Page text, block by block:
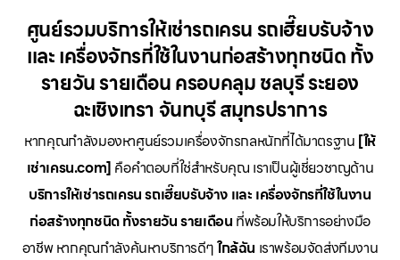
ศูนย์รวมบริการให้เช่ารถเครน รถเฮี๊ยบรับจ้าง
และ เครื่องจักรที่ใช้ในงานก่อสร้างทุกชนิด ทั้ง
รายวัน รายเดือน ครอบคลุม ชลบุรี ระยอง
ฉะเชิงเทรา จันทบุรี สมุทรปราการ
หากคุณกำลังมองหาศูนย์รวมเครื่องจักรกลหนักที่ได้มาตรฐาน [ให้
เช่าเครน.com] คือคำตอบที่ใช่สำหรับคุณ เราเป็นผู้เชี่ยวชาญด้าน
บริการให้เช่ารถเครน รถเฮี๊ยบรับจ้าง และ เครื่องจักรที่ใช้ในงาน
ก่อสร้างทุกชนิด ทั้งรายวัน รายเดือน ที่พร้อมให้บริการอย่างมือ
อาชีพ หากคุณกำลังค้นหาบริการดีๆใกล้ฉัน เราพร้อมจัดส่งทีมงาน